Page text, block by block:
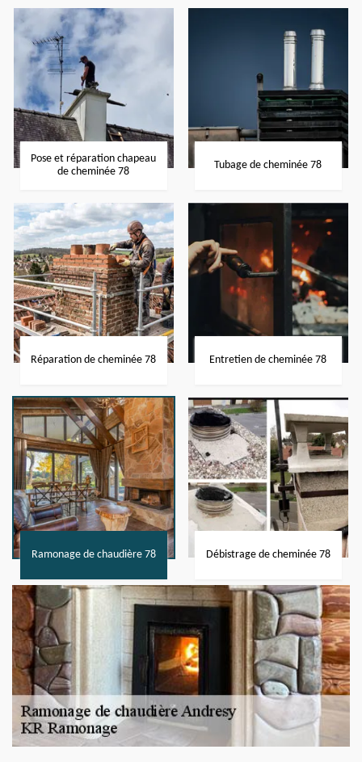
Pose et réparation chapeau
de cheminée 78
Tubage de cheminée 78
Réparation de cheminée 78 Entretien de cheminée 78
Ramonage de chaudière 78 Débistrage de cheminée 78